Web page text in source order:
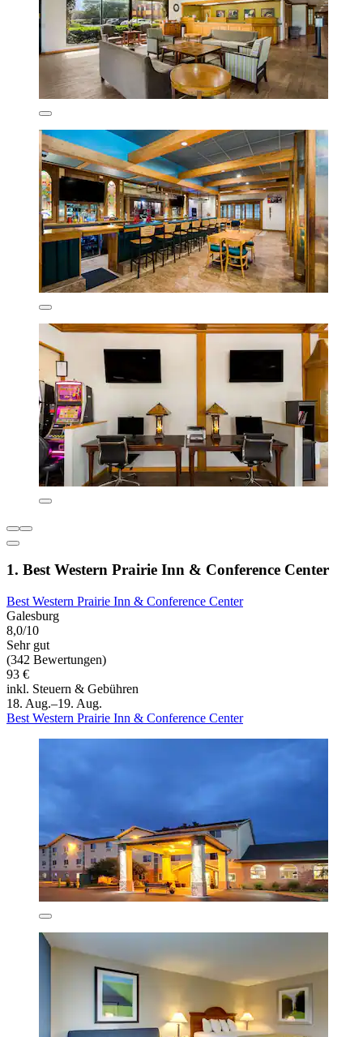
1. Best Western Prairie Inn & Conference Center
Best Western Prairie Inn & Conference Center
Galesburg
8,0/10
Sehr gut
(342 Bewertungen)
93 €
inkl. Steuern & Gebühren
18. Aug.–19. Aug.
Best Western Prairie Inn & Conference Center